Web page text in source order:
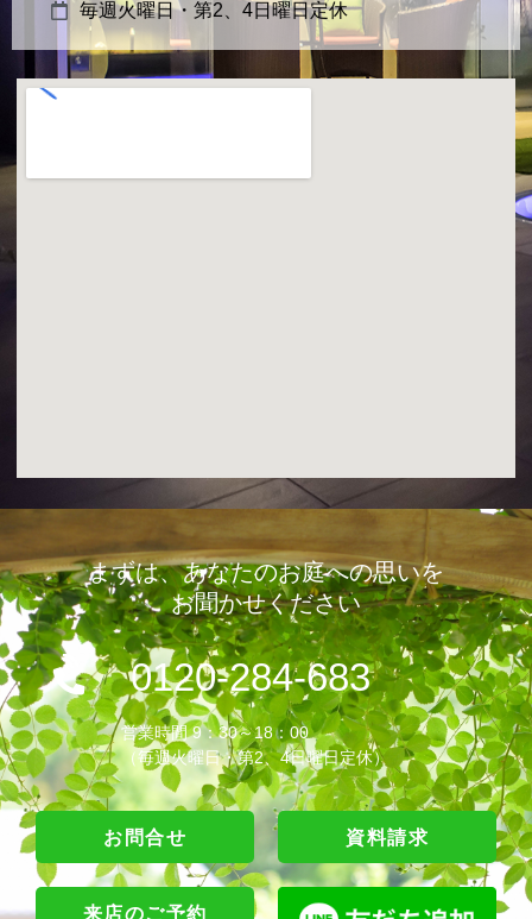
毎週火曜日・第2、4日曜日定休
まずは、あなたのお庭への思いを
お聞かせください
0120-284-683
営業時間 9：30～18：00
（毎週火曜日・第2、4日曜日定休）
お問合せ 資料請求
来店のご予約